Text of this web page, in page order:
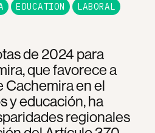
de 2024 para
que favorece a
Cachemira en el
y educación, ha
regionales
EDUCATION LABORAL